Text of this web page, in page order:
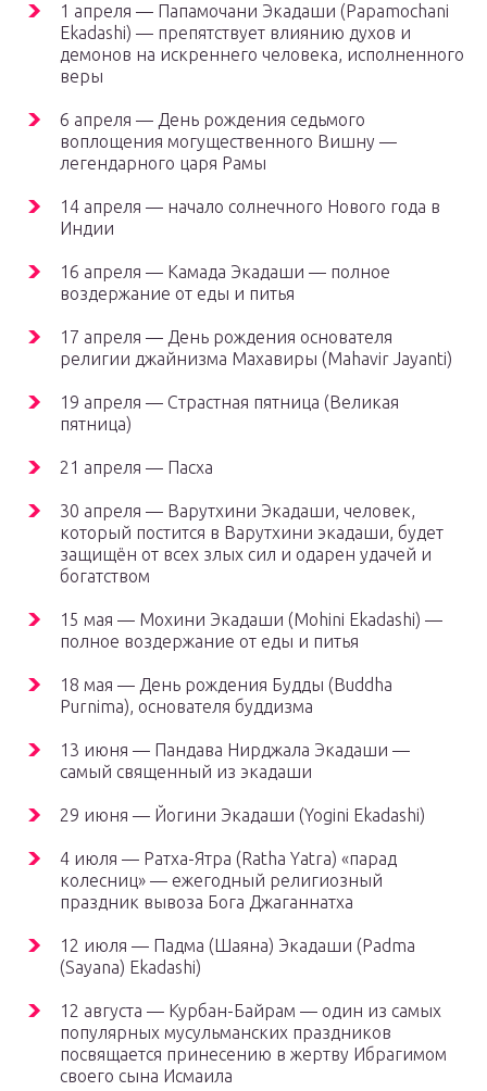
1 апреля — Папамочани Экадаши (Papamochani
Ekadashi) — препятствует влиянию духов и
демонов на искреннего человека, исполненного
веры
6 апреля — День рождения седьмого
воплощения могущественного Вишну —
легендарного царя Рамы
14 апреля — начало солнечного Нового года в
Индии
16 апреля — Камада Экадаши — полное
воздержание от еды и питья
17 апреля — День рождения основателя
религии джайнизма Махавиры (Mahavir Jayanti)
19 апреля — Страстная пятница (Великая
пятница)
21 апреля — Пасха
30 апреля — Варутхини Экадаши, человек,
который постится в Варутхини экадаши, будет
защищён от всех злых сил и одарен удачей и
богатством
15 мая — Мохини Экадаши (Mohini Ekadashi) —
полное воздержание от еды и питья
18 мая — День рождения Будды (Buddha
Purnima), основателя буддизма
13 июня — Пандава Нирджала Экадаши —
самый священный из экадаши
29 июня — Йогини Экадаши (Yogini Ekadashi)
4 июля — Ратха-Ятра (Ratha Yatra) «парад
колесниц» — ежегодный религиозный
праздник вывоза Бога Джаганнатха
12 июля — Падма (Шаяна) Экадаши (Padma
(Sayana) Ekadashi)
12 августа — Курбан-Байрам — один из самых
популярных мусульманских праздников
посвящается принесению в жертву Ибрагимом
своего сына Исмаила